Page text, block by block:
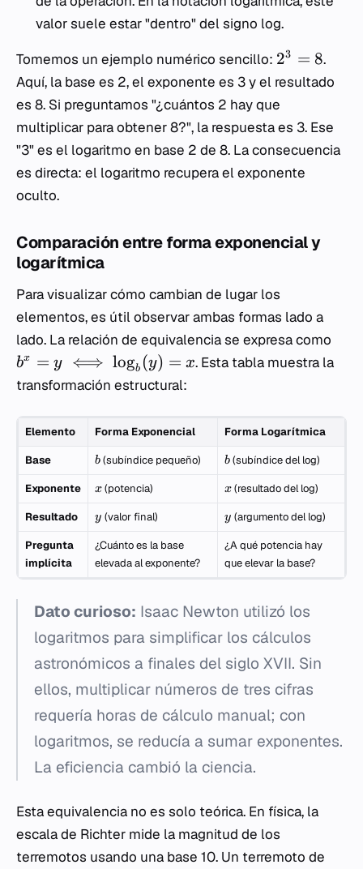
valor suele estar "dentro" del signo log.
Tomemos un ejemplo numérico sencillo: 23 = 8.
Aquí, la base es 2, el exponente es 3 y el resultado
es 8. Si preguntamos "¿cuántos 2 hay que
multiplicar para obtener 8?", la respuesta es 3. Ese
"3" es el logaritmo en base 2 de 8. La consecuencia
es directa: el logaritmo recupera el exponente
oculto.
Comparación entre forma exponencial y
logarítmica
Para visualizar cómo cambian de lugar los
elementos, es útil observar ambas formas lado a
lado. La relación de equivalencia se expresa como
bx = y ⟺ logb (y) = x. Esta tabla muestra la
transformación estructural:
Elemento Forma Exponencial Forma Logarítmica
Base b (subíndice pequeño) b (subíndice del log)
Exponente x (potencia) x (resultado del log)
Resultado y (valor final) y (argumento del log)
Pregunta
implícita
¿Cuánto es la base
elevada al exponente?
¿A qué potencia hay
que elevar la base?
Dato curioso: Isaac Newton utilizó los
logaritmos para simplificar los cálculos
astronómicos a finales del siglo XVII. Sin
ellos, multiplicar números de tres cifras
requería horas de cálculo manual; con
logaritmos, se reducía a sumar exponentes.
La eficiencia cambió la ciencia.
Esta equivalencia no es solo teórica. En física, la
escala de Richter mide la magnitud de los
terremotos usando una base 10. Un terremoto de